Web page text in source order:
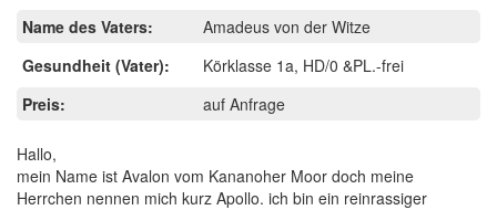
Name des Vaters:
Amadeus von der Witze
Gesundheit (Vater):
Körklasse 1a, HD/0 &PL.-frei
Preis:
auf Anfrage
Hallo,
mein Name ist Avalon vom Kananoher Moor doch meine
Herrchen nennen mich kurz Apollo. ich bin ein reinrassiger